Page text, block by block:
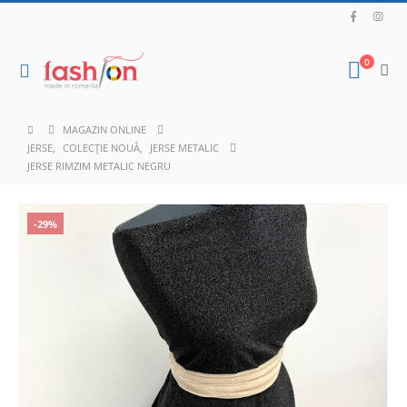
0
MAGAZIN ONLINE
JERSE, COLECȚIE NOUĂ,
JERSE METALIC
JERSE RIMZIM METALIC NEGRU
-29%